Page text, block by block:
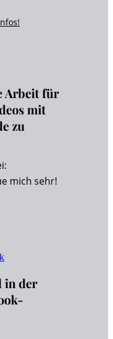
Arbeit für
mit
zu
mich sehr!
in der